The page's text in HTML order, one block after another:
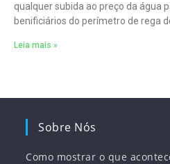
qualquer subida ao preço da água
benificiários do perímetro de rega
Leia mais »
Sobre Nós
Como mostrar o que